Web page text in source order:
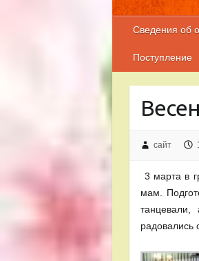
Сведения об
Поступление
сайт
3 марта в
мам.
радовались